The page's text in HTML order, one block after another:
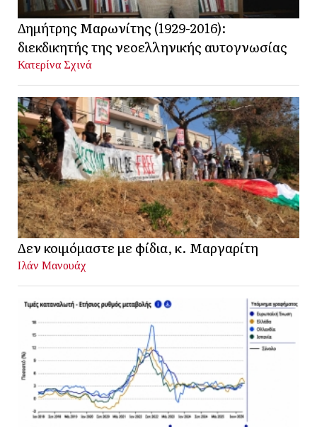
Δημήτρης Μαρωνίτης (1929-2016):
διεκδικητής της νεοελληνικής αυτογνωσίας
Κατερίνα Σχινά
Δεν κοιμόμαστε με φίδια, κ. Μαργαρίτη
Ιλάν Μανουάχ